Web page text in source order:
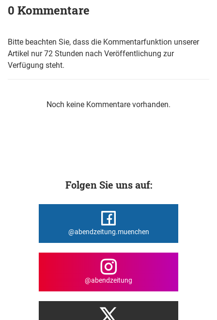
0 Kommentare
Bitte beachten Sie, dass die Kommentarfunktion unserer
Artikel nur 72 Stunden nach Veröffentlichung zur
Verfügung steht.
Noch keine Kommentare vorhanden.
Folgen Sie uns auf:
@abendzeitung.muenchen
@abendzeitung